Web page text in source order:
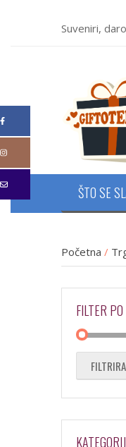
Suveniri,
ŠTO SE
Početna /
FILTER